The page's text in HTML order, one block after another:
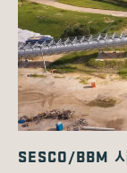
SESCO/BBM